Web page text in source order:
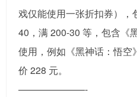
戏仅能使用一张折扣券），
40，满 200-30 等，包含《
使用，例如《黑神话：悟空
价 228 元。
———————-